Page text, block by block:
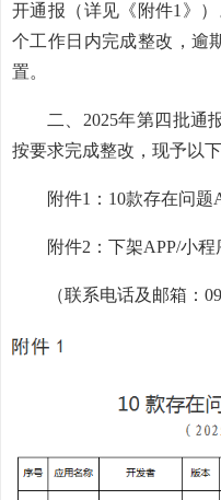
开通报（详见《附件1》
个工作日内完成整改，逾
置。
二、2025年第四批通
按要求完成整改，现予以
附件1：10款存在问题
附件2：下架APP/小程
（联系电话及邮箱：